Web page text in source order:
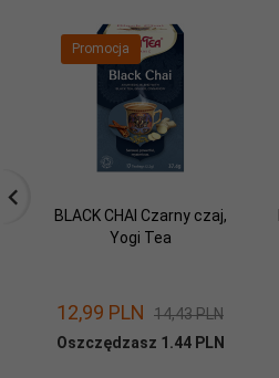
Promocja
BLACK CHAI Czarny czaj,
Yogi Tea
12,99 PLN
14,43 PLN
Oszczędzasz 1.44 PLN